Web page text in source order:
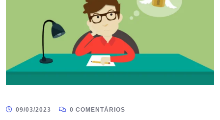
09/03/2023 0 COMENTÁRIOS